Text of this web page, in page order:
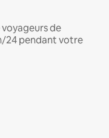
de
24 pendant votre